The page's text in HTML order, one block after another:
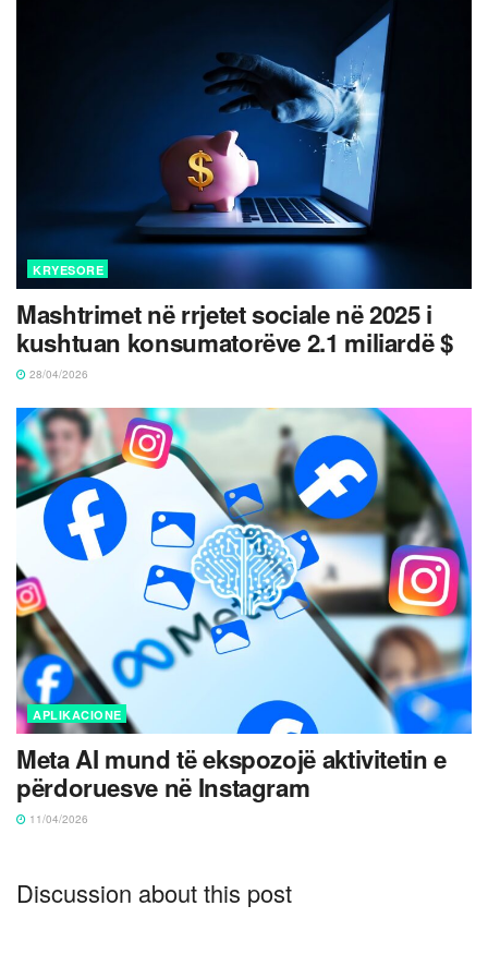
KRYESORE
Mashtrimet në rrjetet sociale në 2025 i
kushtuan konsumatorëve 2.1 miliardë $
28/04/2026
APLIKACIONE
Meta AI mund të ekspozojë aktivitetin e
përdoruesve në Instagram
11/04/2026
Discussion about this post